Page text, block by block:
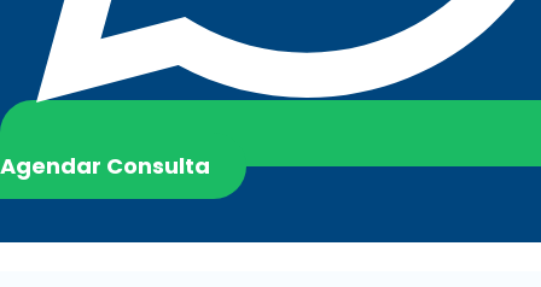
Agendar Consulta